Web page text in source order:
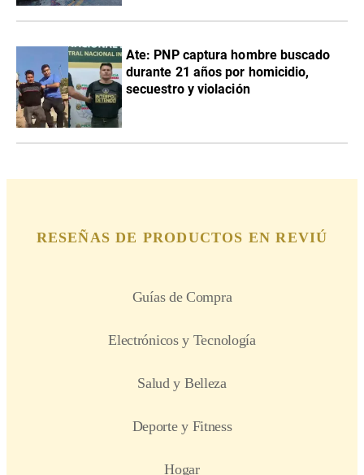
Ate: PNP captura hombre buscado
durante 21 años por homicidio,
secuestro y violación